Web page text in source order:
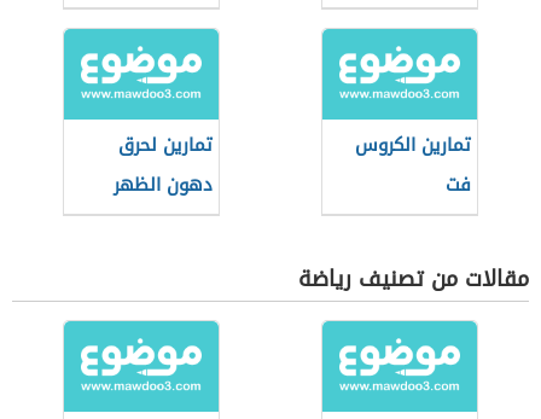
تمارين الكروس
فت
تمارين لحرق
دهون الظهر
مقالات من تصنيف رياضة